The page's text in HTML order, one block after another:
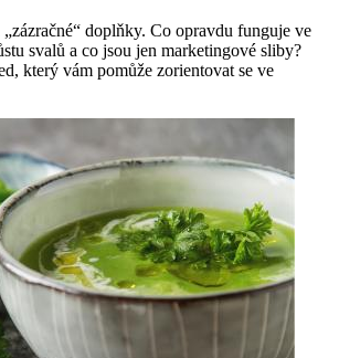
„zázračné“ doplňky. Co opravdu funguje ve
svalů a co jsou jen marketingové sliby?
který vám pomůže zorientovat se ve